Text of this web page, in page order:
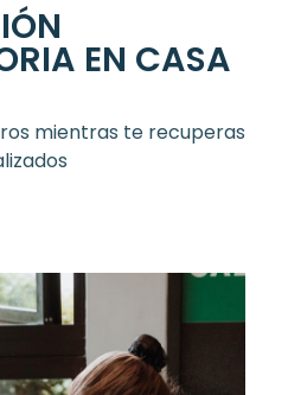
EN CASA
mientras te recuperas